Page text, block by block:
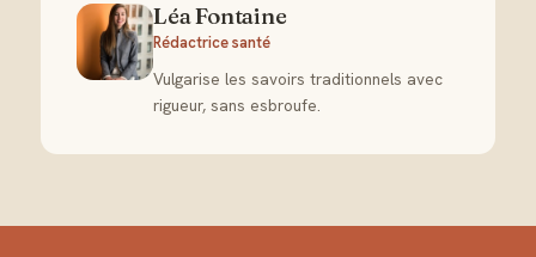
Léa Fontaine
Rédactrice santé
Vulgarise les savoirs traditionnels avec
rigueur, sans esbroufe.